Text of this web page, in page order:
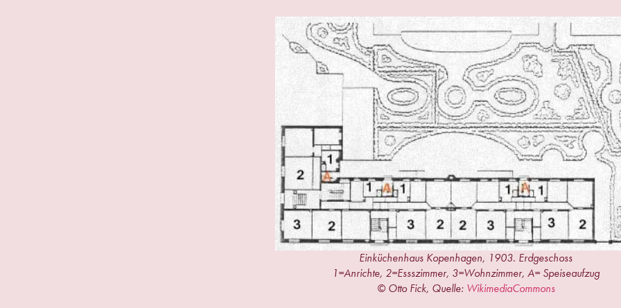
Einküchenhaus Kopenhagen, 1903. Erdgeschoss
1=Anrichte, 2=Essszimmer, 3=Wohnzimmer, A= Speiseaufzug
© Otto Fick, Quelle: WikimediaCommons